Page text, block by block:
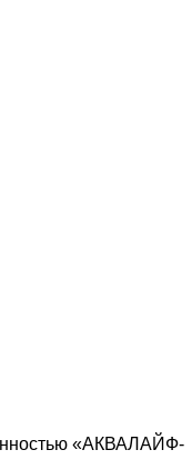
«АКВАЛАЙФ-